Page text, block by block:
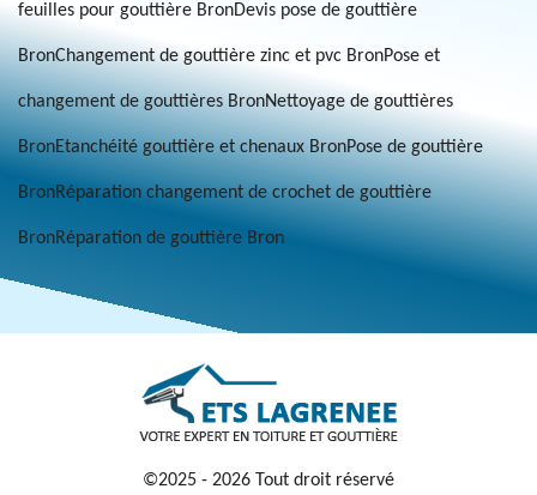
feuilles pour gouttière BronDevis pose de gouttière
BronChangement de gouttière zinc et pvc BronPose et
changement de gouttières BronNettoyage de gouttières
BronEtanchéité gouttière et chenaux BronPose de gouttière
BronRéparation changement de crochet de gouttière
BronRéparation de gouttière Bron
©2025 - 2026 Tout droit réservé